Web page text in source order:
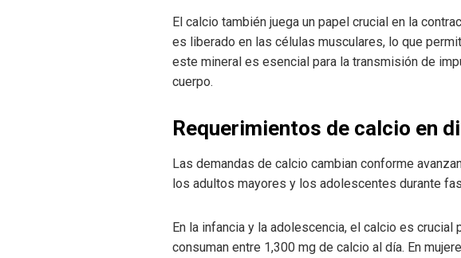
El calcio también juega un papel crucial en la
es liberado en las células musculares, lo que
este mineral es esencial para la transmisión de
cuerpo.
Requerimientos de calcio en
Las demandas de calcio cambian conforme
los adultos mayores y los adolescentes durante
En la infancia y la adolescencia, el calcio es
consuman entre 1,300 mg de calcio al día. En